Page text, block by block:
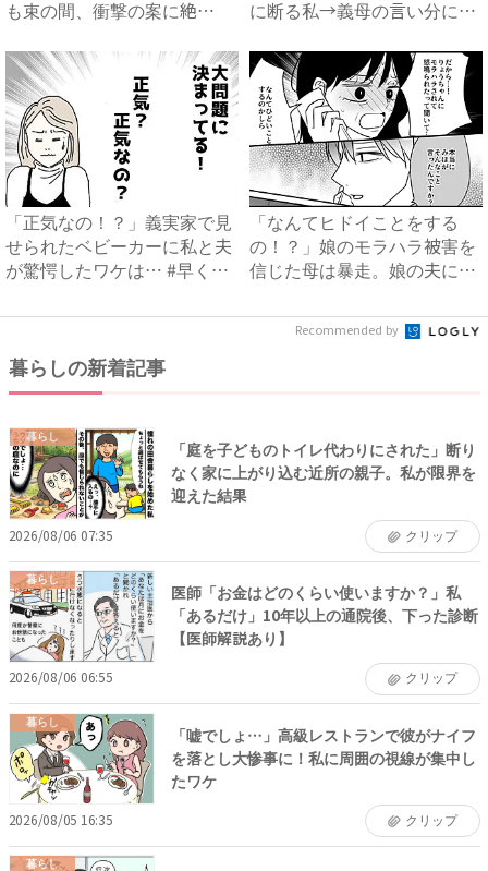
も束の間、衝撃の案に絶
に断る私→義母の言い分にあ
「正気なの！？」義実家で見
せられたベビーカーに私と夫
が驚愕したワケは… #早く
「なんてヒドイことをする
の！？」娘のモラハラ被害を
信じた母は暴走。娘の夫に電
Recommended by
暮らしの新着記事
暮らし
「庭を子どものトイレ代わりにされた」断り
なく家に上がり込む近所の親子。私が限界を
迎えた結果
2026/08/06 07:35 クリップ
暮らし
医師「お金はどのくらい使いますか？」私
「あるだけ」10年以上の通院後、下った診断
【医師解説あり】
2026/08/06 06:55 クリップ
暮らし
「嘘でしょ…」高級レストランで彼がナイフ
を落とし大惨事に！私に周囲の視線が集中し
たワケ
2026/08/05 16:35 クリップ
暮らし